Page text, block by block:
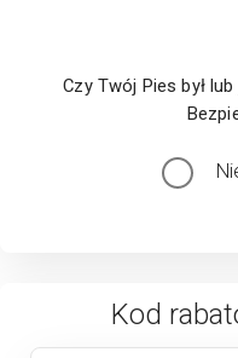
Czy Twój Pies był
Kod